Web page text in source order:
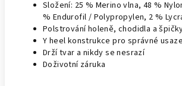
Složení: 25 % Merino vlna, 48 %
% Endurofil / Polypropylen, 2 %
Polstrování holeně, chodidla a
Y heel konstrukce pro správné
Drží tvar a nikdy se nesrazí
Doživotní záruka